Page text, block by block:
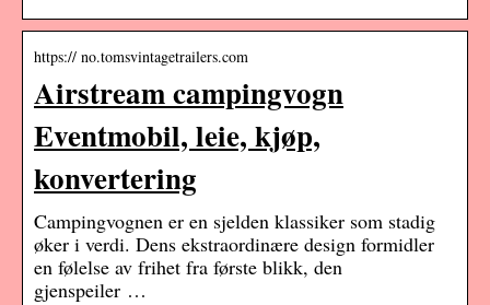
https:// no.tomsvintagetrailers.com
Airstream campingvogn
Eventmobil, leie, kjøp,
konvertering
Campingvognen er en sjelden klassiker som stadig
øker i verdi. Dens ekstraordinære design formidler
en følelse av frihet fra første blikk, den
gjenspeiler …